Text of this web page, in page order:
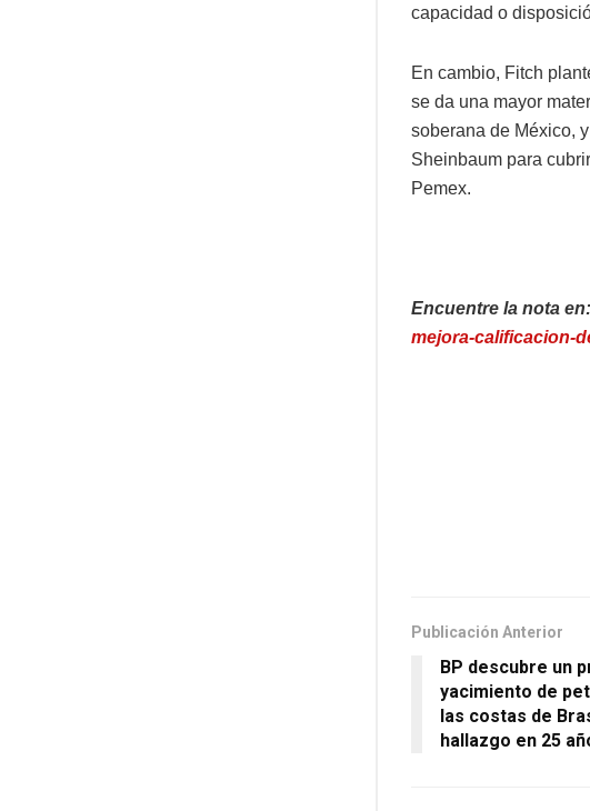
capacidad o
En cambio, Fitch
se da una mayor
soberana de México,
Sheinbaum para
Pemex.
Encuentre la nota en:
mejora-calificacion-
Publicación Anterior
BP descubre un
yacimiento de
las costas de
hallazgo en 25